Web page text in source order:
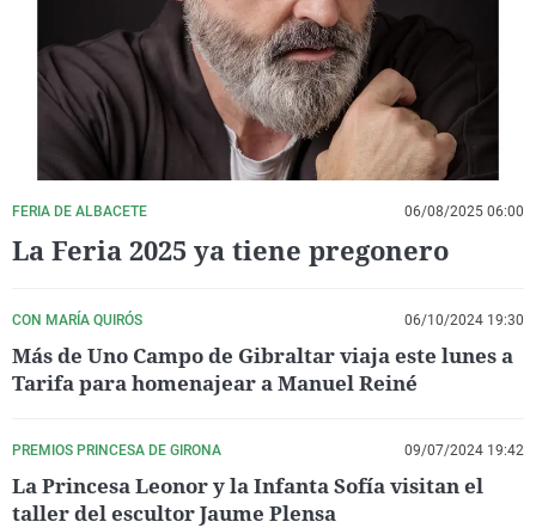
La rosa de los vientos
Gente viajera
Como el perro y el
Caso
Retornados
Equipo de
Operación Viuda
Extremadura
Galicia
La Rioja
Navarra
País Vasco
Virales
Televisión
Elecciones
FERIA DE ALBACETE 06/08/2025 06:00
La Feria 2025 ya tiene pregonero
CON MARÍA QUIRÓS 06/10/2024 19:30
Más de Uno Campo de Gibraltar viaja este lunes a
Tarifa para homenajear a Manuel Reiné
PREMIOS PRINCESA DE GIRONA 09/07/2024 19:42
La Princesa Leonor y la Infanta Sofía visitan el
taller del escultor Jaume Plensa